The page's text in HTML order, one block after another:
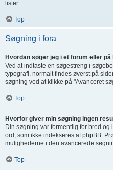
lister.
Top
Søgning i fora
Hvordan søger jeg i et forum eller på
Ved at indtaste en søgestreng i
typografi, normalt findes øverst på
søgning ved at klikke på "Avanceret
Top
Hvorfor giver min søgning ingen
Din søgning var formentlig for bred
ord, som ikke indekseres af phpBB.
mulighederne i den avancerede
Top